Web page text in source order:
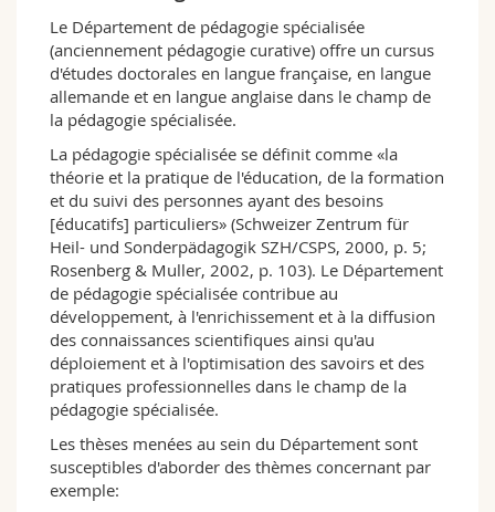
Interfacultaire
Collaborateurs
Doctorants
Webmail
Programme des cours
MyUnifr
Le Département de pédagogie spécialisée
(anciennement pédagogie curative) offre un cursus
d'études doctorales en langue française, en langue
allemande et en langue anglaise dans le champ de
la pédagogie spécialisée.
La pédagogie spécialisée se définit comme «la
théorie et la pratique de l'éducation, de la formation
et du suivi des personnes ayant des besoins
[éducatifs] particuliers» (Schweizer Zentrum für
Heil- und Sonderpädagogik SZH/CSPS, 2000, p. 5;
Rosenberg & Muller, 2002, p. 103). Le Département
de pédagogie spécialisée contribue au
développement, à l'enrichissement et à la diffusion
des connaissances scientifiques ainsi qu'au
déploiement et à l'optimisation des savoirs et des
pratiques professionnelles dans le champ de la
pédagogie spécialisée.
Les thèses menées au sein du Département sont
susceptibles d'aborder des thèmes concernant par
exemple: